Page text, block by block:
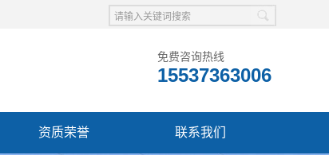
免费咨询热线
15537363006
资质荣誉 联系我们